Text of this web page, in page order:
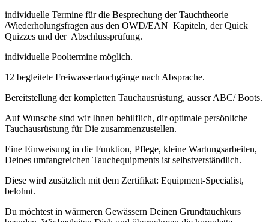
individuelle Termine für die Besprechung der Tauchtheorie
/Wiederholungsfragen aus den OWD/EAN Kapiteln, der Quick
Quizzes und der Abschlussprüfung.
individuelle Pooltermine möglich.
12 begleitete Freiwassertauchgänge nach Absprache.
Bereitstellung der kompletten Tauchausrüstung, ausser ABC/ Boots.
Auf Wunsche sind wir Ihnen behilflich, dir optimale persönliche
Tauchausrüstung für Die zusammenzustellen.
Eine Einweisung in die Funktion, Pflege, kleine Wartungsarbeiten,
Deines umfangreichen Tauchequipments ist selbstverständlich.
Diese wird zusätzlich mit dem Zertifikat: Equipment-Specialist,
belohnt.
Du möchtest in wärmeren Gewässern Deinen Grundtauchkurs